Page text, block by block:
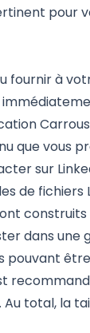
pour
fournir à
que vous
sur
de
dans une
pouvant
total, la